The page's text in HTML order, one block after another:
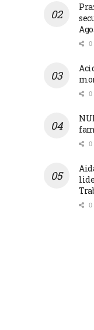
0
0
0
0